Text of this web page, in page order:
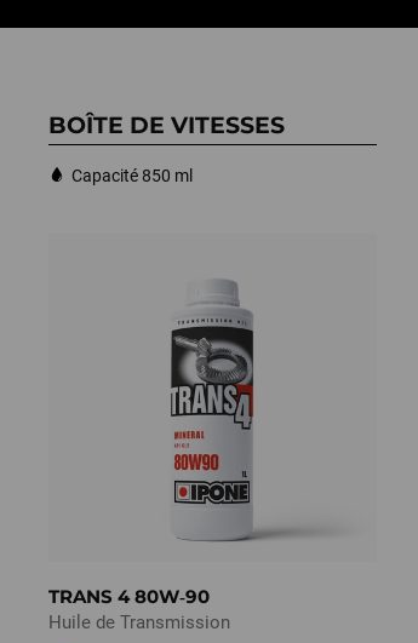
BOÎTE DE VITESSES
Capacité 850 ml
TRANS 4 80W‑90
Huile de Transmission